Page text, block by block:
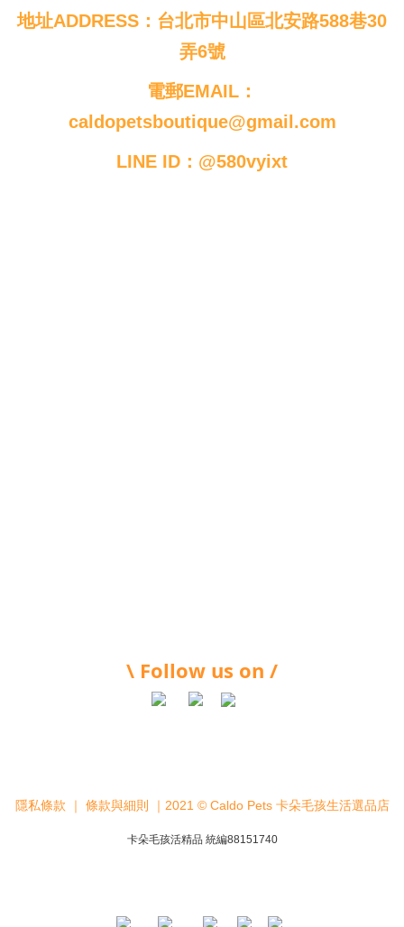
地址ADDRESS：台北市中山區北安路588巷30
弄6號
電郵EMAIL：
caldopetsboutique@gmail.com
LINE ID：@580vyixt
\ Follow us on /
隱私條款 ｜ 條款與細則 ｜2021 © Caldo Pets 卡朵毛孩生活選品店
卡朵毛孩活精品 統編88151740